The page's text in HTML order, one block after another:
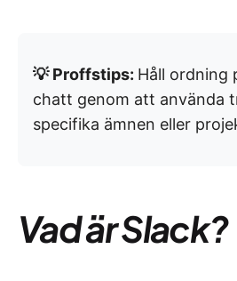
💡 Proffstips: Håll ordning
chatt genom att använda
specifika ämnen eller
Vad är Slack?